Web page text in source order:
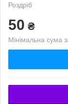
Роздріб
50 ₴
Мінімальна сума